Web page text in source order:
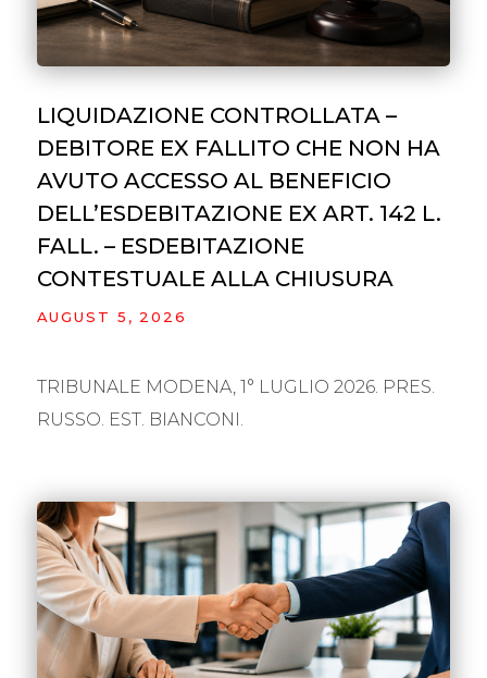
LIQUIDAZIONE CONTROLLATA –
DEBITORE EX FALLITO CHE NON HA
AVUTO ACCESSO AL BENEFICIO
DELL’ESDEBITAZIONE EX ART. 142 L.
FALL. – ESDEBITAZIONE
CONTESTUALE ALLA CHIUSURA
AUGUST 5, 2026
TRIBUNALE MODENA, 1° LUGLIO 2026. PRES.
RUSSO. EST. BIANCONI.